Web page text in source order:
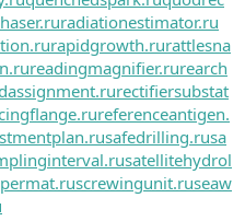
radiationestimator.ru
rapidgrowth.rurattlesna
readingmagnifier.rurearch
rectifiersubstat
referenceantigen.
safedrilling.rusa
satellitehydrol
screwingunit.ruseaw